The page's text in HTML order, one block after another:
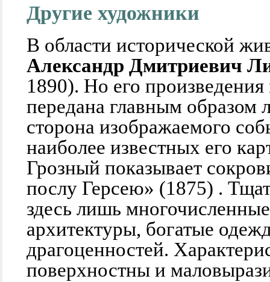
Другие художники
В области исторической
Александр Дмитриевич
1890). Но его
передана главным образом
сторона изображаемого
наиболее известных его
Грозный показывает
послу Герсею» (1875) .
здесь лишь
архитектуры, богатые
драгоценностей.
поверхностны и